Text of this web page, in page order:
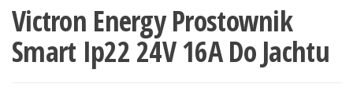
Victron Energy Prostownik
Smart Ip22 24V 16A Do Jachtu